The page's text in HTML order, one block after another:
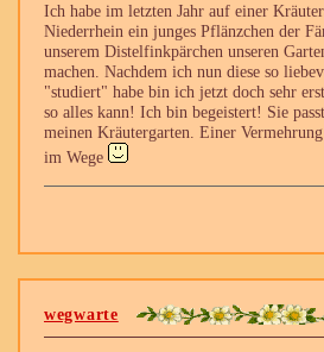
Ich habe im letzten Jahr auf einer
Niederrhein ein junges Pflänzchen der
unserem Distelfinkpärchen unseren
machen. Nachdem ich nun diese so
"studiert" habe bin ich jetzt doch sehr
so alles kann! Ich bin begeistert! Sie
meinen Kräutergarten. Einer
im Wege
wegwarte